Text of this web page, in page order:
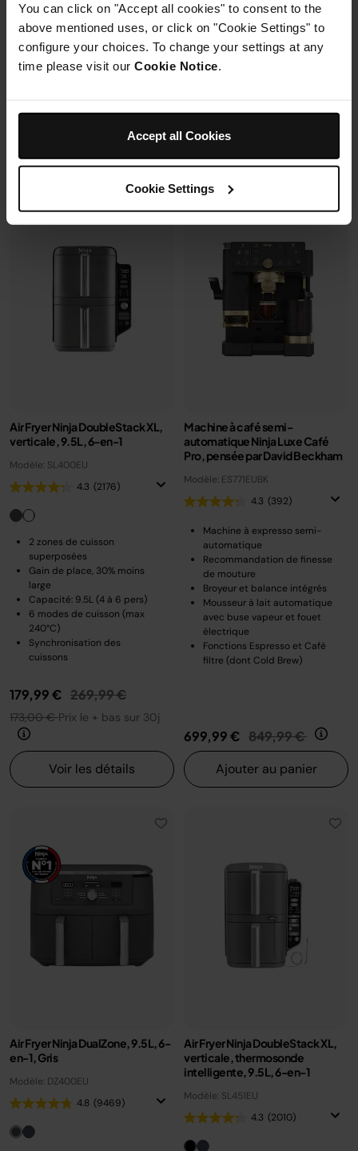
You can click on "Accept all cookies" to consent to the
above mentioned uses, or click on "Cookie Settings" to
configure your choices. To change your settings at any
time please visit our Cookie Notice.
Accept all Cookies
Cookie Settings
avec un même récipient.
Modulaire, compact, facile à
ranger et emporter.
119,99 €
Air Fryer Ninja DoubleStack XL,
verticale, 9.5L, 6-en-1
Modèle: SL400EU
4.3 (2176)
2 zones de cuisson
superposées
Gain de place, 30% moins
large
Capacité: 9.5L (4 à 6 pers)
6 modes de cuisson (max
240°C)
Synchronisation des
cuissons
179,99 € Prix réduit de
269,99 €au
173,00 €Prix le + bas sur 30j
Voir les détails
Machine à café semi-
automatique Ninja Luxe Café
Pro, pensée par David Beckham
Modèle: ES771EUBK
4.3 (392)
Machine à expresso semi-
automatique
Recommandation de finesse
de mouture
Broyeur et balance intégrés
Mousseur à lait automatique
avec buse vapeur et fouet
électrique
Fonctions Espresso et Café
filtre (dont Cold Brew)
699,99 € Prix réduit de
849,99 € au
Ajouter au panier
Air Fryer Ninja DualZone, 9.5L, 6-
en-1, Gris
Modèle: DZ400EU
4.8 (9469)
Air Fryer Ninja DoubleStack XL,
verticale, thermosonde
intelligente, 9.5L, 6-en-1
Modèle: SL451EU
4.3 (2010)